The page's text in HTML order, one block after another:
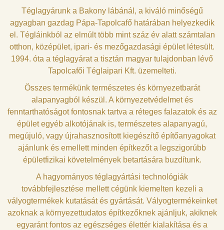
Téglagyárunk a Bakony lábánál, a kiváló minőségű
agyagban gazdag Pápa-Tapolcafő határában helyezkedik
el. Tégláinkból az elmúlt több mint száz év alatt számtalan
otthon, középület, ipari- és mezőgazdasági épület létesült.
1994. óta a téglagyárat a tisztán magyar tulajdonban lévő
Tapolcafői Téglaipari Kft. üzemelteti.
Összes termékünk természetes és környezetbarát
alapanyagból készül. A környezetvédelmet és
fenntarthatóságot fontosnak tartva a réteges falazatok és az
épület egyéb alkotójának is, természetes alapanyagú,
megújuló, vagy újrahasznosított kiegészítő építőanyagokat
ajánlunk és emellett minden építkezőt a legszigorúbb
épületfizikai követelmények betartására buzdítunk.
A hagyományos téglagyártási technológiák
továbbfejlesztése mellett cégünk kiemelten kezeli a
vályogtermékek kutatását és gyártását. Vályogtermékeinket
azoknak a környezettudatos építkezőknek ajánljuk, akiknek
egyaránt fontos az egészséges élettér kialakítása és a